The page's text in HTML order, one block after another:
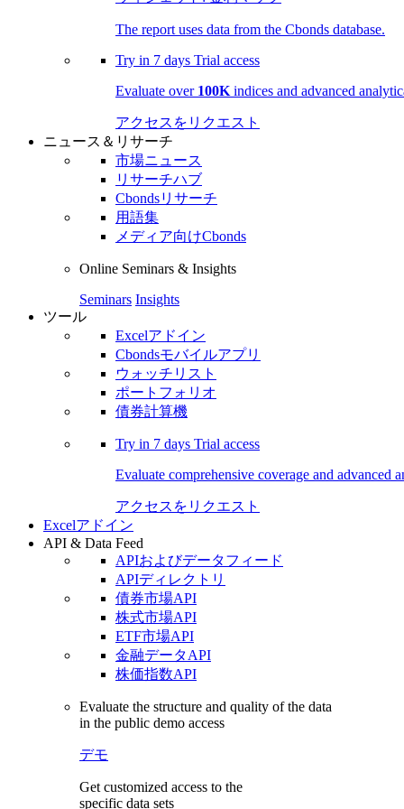
The report uses data from the Cbonds database.
Try in 7 days Trial access
Evaluate over 100K indices and advanced
アクセスをリクエスト
ニュース＆リサーチ
市場ニュース
リサーチハブ
Cbondsリサーチ
用語集
メディア向けCbonds
Online Seminars & Insights
Seminars Insights
ツール
Excelアドイン
Cbondsモバイルアプリ
ウォッチリスト
ポートフォリオ
債券計算機
Try in 7 days Trial access
Evaluate comprehensive coverage and advanced
アクセスをリクエスト
Excelアドイン
API & Data Feed
APIおよびデータフィード
APIディレクトリ
債券市場API
株式市場API
ETF市場API
金融データAPI
株価指数API
Evaluate the structure and quality of the data
in the public demo access
デモ
Get customized access to the
specific data sets